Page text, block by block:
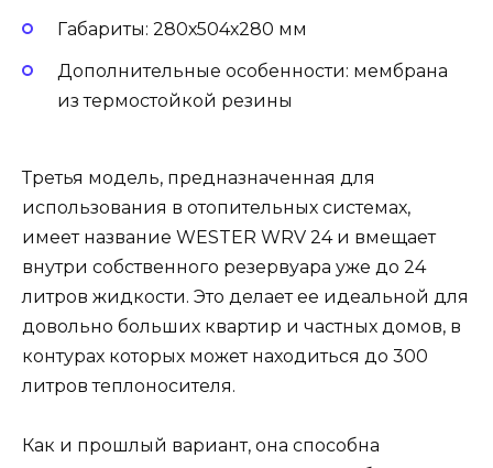
Габариты: 280х504х280 мм
Дополнительные особенности: мембрана
из термостойкой резины
Третья модель, предназначенная для
использования в отопительных системах,
имеет название WESTER WRV 24 и вмещает
внутри собственного резервуара уже до 24
литров жидкости. Это делает ее идеальной для
довольно больших квартир и частных домов, в
контурах которых может находиться до 300
литров теплоносителя.
Как и прошлый вариант, она способна